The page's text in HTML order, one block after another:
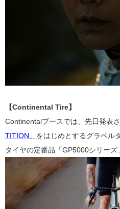
【Continental Tire】
Continentalブースでは、先日発表
TITION」 をはじめとするグラベル
タイヤの定番品「GP5000シリーズ